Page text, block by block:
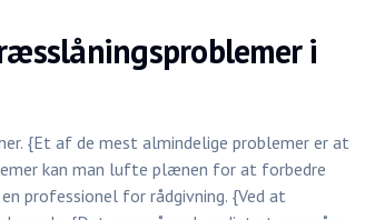
i
{Et af de mest almindelige problemer er at
kan man lufte plænen for at forbedre
professionel for rådgivning. {Ved at